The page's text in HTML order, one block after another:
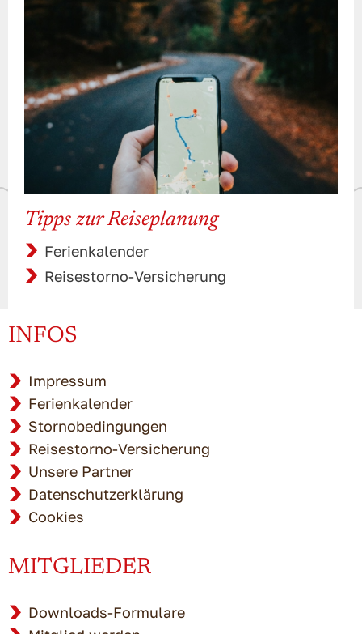
Tipps zur Reiseplanung
Ferienkalender
Reisestorno-Versicherung
INFOS
Impressum
Ferienkalender
Stornobedingungen
Reisestorno-Versicherung
Unsere Partner
Datenschutzerklärung
Cookies
MITGLIEDER
Downloads-Formulare